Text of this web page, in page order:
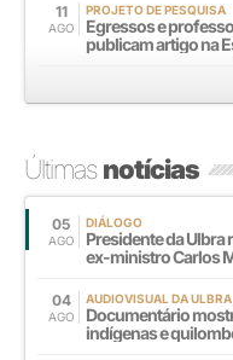
11
AGO
PROJETO DE PESQUISA
Egressos e
publicam artigo na
Últimasnotícias
05
AGO
DIÁLOGO
Presidente da Ulbra
ex-ministro Carlos
04
AGO
AUDIOVISUAL DA ULBRA
Documentário
indígenas e